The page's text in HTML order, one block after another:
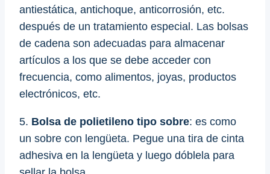
antiestática, antichoque, anticorrosión, etc.
después de un tratamiento especial. Las bolsas
de cadena son adecuadas para almacenar
artículos a los que se debe acceder con
frecuencia, como alimentos, joyas, productos
electrónicos, etc.
5. Bolsa de polietileno tipo sobre: ​​es como
un sobre con lengüeta. Pegue una tira de cinta
adhesiva en la lengüeta y luego dóblela para